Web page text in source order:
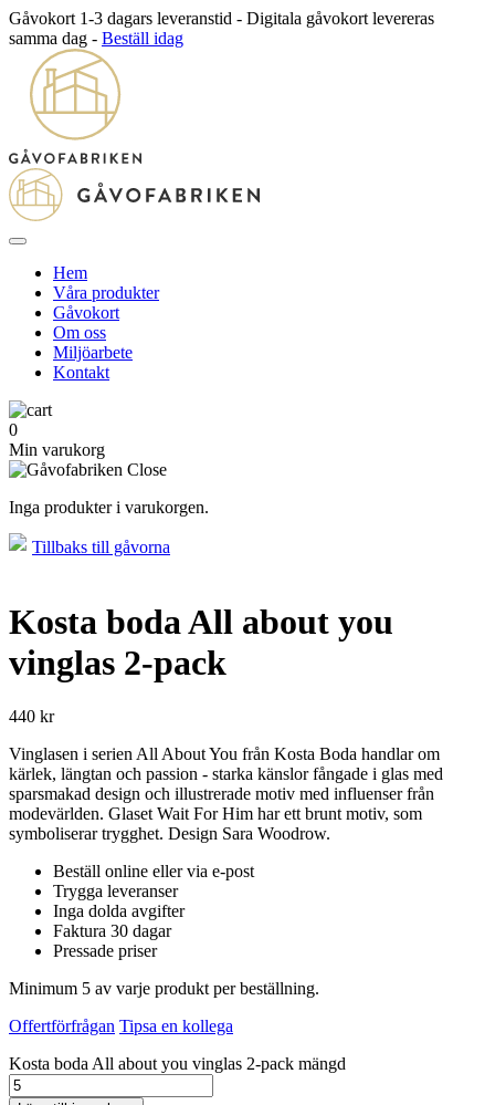
Gåvokort 1-3 dagars leveranstid - Digitala gåvokort levereras
samma dag - Beställ idag
Hem
Våra produkter
Gåvokort
Om oss
Miljöarbete
Kontakt
0
Min varukorg
Inga produkter i varukorgen.
Tillbaks till gåvorna
Kosta boda All about you
vinglas 2-pack
440 kr
Vinglasen i serien All About You från Kosta Boda handlar om
kärlek, längtan och passion - starka känslor fångade i glas med
sparsmakad design och illustrerade motiv med influenser från
modevärlden. Glaset Wait For Him har ett brunt motiv, som
symboliserar trygghet. Design Sara Woodrow.
Beställ online eller via e-post
Trygga leveranser
Inga dolda avgifter
Faktura 30 dagar
Pressade priser
Minimum 5 av varje produkt per beställning.
Offertförfrågan Tipsa en kollega
Kosta boda All about you vinglas 2-pack mängd